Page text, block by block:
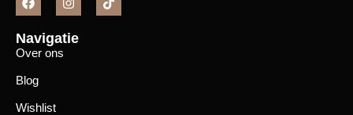
Navigatie
Over ons
Blog
Wishlist